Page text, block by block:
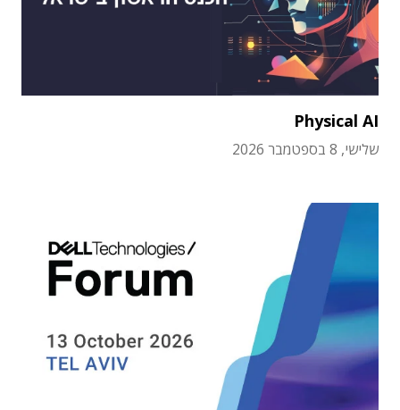
Physical AI
שלישי, 8 בספטמבר 2026